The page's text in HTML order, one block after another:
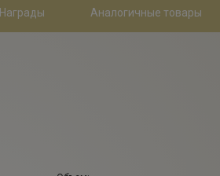
Награды Аналогичные товары